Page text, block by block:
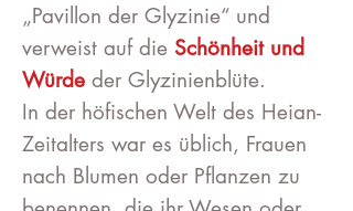
„Pavillon der Glyzinie“ und
verweist auf die Schönheit und
Würde der Glyzinienblüte.
In der höfischen Welt des Heian-
Zeitalters war es üblich, Frauen
nach Blumen oder Pflanzen zu